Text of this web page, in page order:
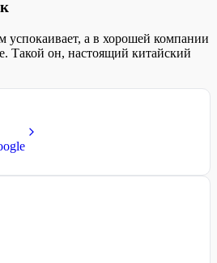
успокаивает, а в хорошей компании
Такой он, настоящий китайский